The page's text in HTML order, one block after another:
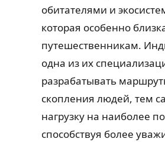
обитателями и
которая особенно
путешественникам.
одна из их
разрабатывать
скопления людей, тем
нагрузку на наиболее
способствуя более